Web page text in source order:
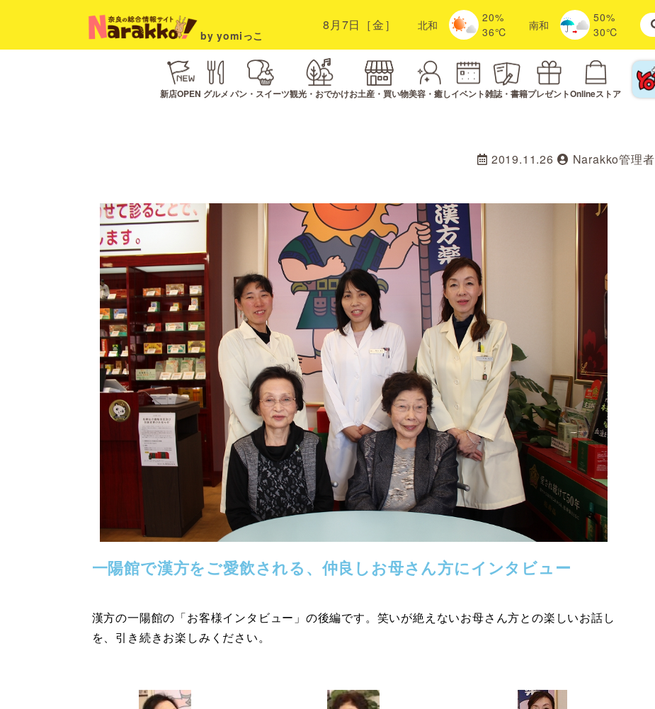
by yomiっこ
8月7日［金］ 北和
20%
36℃
南和
50%
30℃
新店OPEN グルメ パン・スイーツ観光・おでかけお土産・買い物美容・癒しイベント雑誌・書籍プレゼントOnlineストア
2019.11.26 Narakko管理者
一陽館で漢方をご愛飲される、仲良しお母さん方にインタビュー
漢方の一陽館の「お客様インタビュー」の後編です。笑いが絶えないお母さん方との楽しいお話し
を、引き続きお楽しみください。